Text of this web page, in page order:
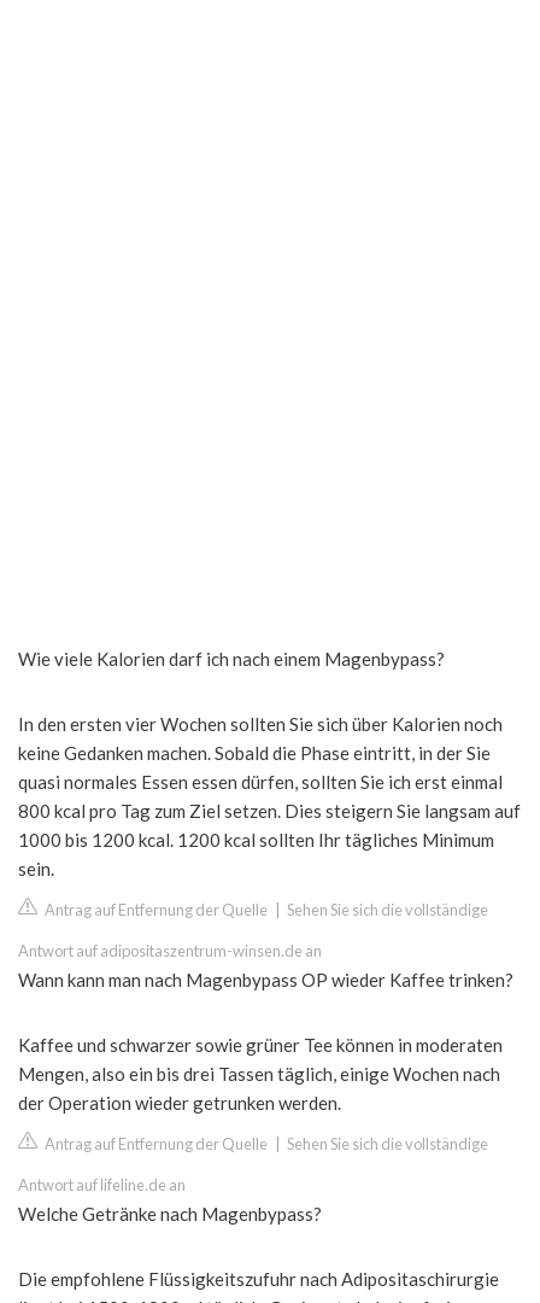
Wie viele Kalorien darf ich nach einem Magenbypass?
In den ersten vier Wochen sollten Sie sich über Kalorien noch
keine Gedanken machen. Sobald die Phase eintritt, in der Sie
quasi normales Essen essen dürfen, sollten Sie ich erst einmal
800 kcal pro Tag zum Ziel setzen. Dies steigern Sie langsam auf
1000 bis 1200 kcal. 1200 kcal sollten Ihr tägliches Minimum
sein.
Antrag auf Entfernung der Quelle Sehen Sie sich die vollständige
Antwort auf adipositaszentrum-winsen.de an
Wann kann man nach Magenbypass OP wieder Kaffee trinken?
Kaffee und schwarzer sowie grüner Tee können in moderaten
Mengen, also ein bis drei Tassen täglich, einige Wochen nach
der Operation wieder getrunken werden.
Antrag auf Entfernung der Quelle Sehen Sie sich die vollständige
Antwort auf lifeline.de an
Welche Getränke nach Magenbypass?
Die empfohlene Flüssigkeitszufuhr nach Adipositaschirurgie